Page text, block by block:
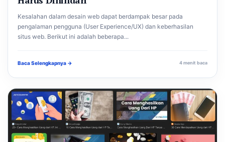
Kesalahan dalam desain web dapat berdampak besar pada
pengalaman pengguna (User Experience/UX) dan keberhasilan
situs web. Berikut ini adalah beberapa...
Baca Selengkapnya → 4 menit baca